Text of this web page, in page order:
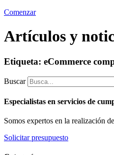
Comenzar
Artículos y
Etiqueta: eCommerce
Buscar
Especialistas en servicios de
Somos expertos en la realización
Solicitar presupuesto